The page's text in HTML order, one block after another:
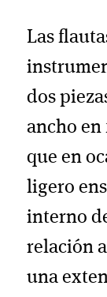
Las
dos
ancho
que en
ligero
interno
relación
una